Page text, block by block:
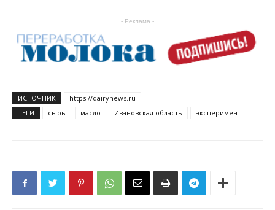
- Реклама -
ИСТОЧНИК
https://dairynews.ru
ТЕГИ
сыры масло Ивановская область эксперимент